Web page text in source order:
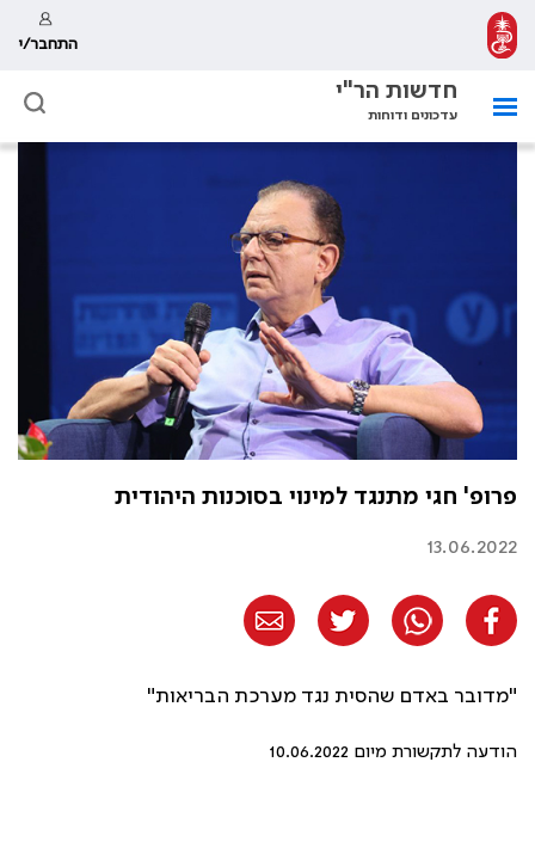
התחבר/י
חדשות הר"י
עדכונים ודוחות
פרופ' חגי מתנגד למינוי בסוכנות היהודית
"מדובר באדם שהסית נגד מערכת הבריאות"
13.06.2022
הודעה לתקשורת מיום 10.06.2022